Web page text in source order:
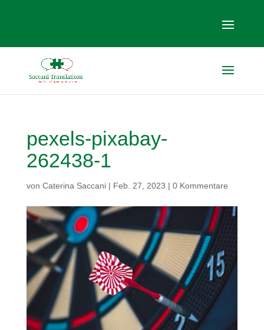
pexels-pixabay-
262438-1
von Caterina Saccani| Feb. 27, 2023 | 0 Kommentare